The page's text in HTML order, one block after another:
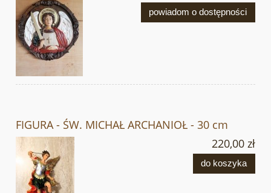
powiadom o dostępności
FIGURA - ŚW. MICHAŁ ARCHANIOŁ - 30 cm
220,00 zł
do koszyka